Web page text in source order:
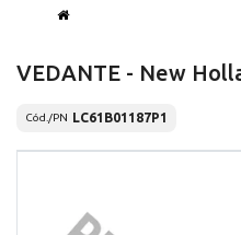
VEDANTE - New
Cód./PN LC61B01187P1